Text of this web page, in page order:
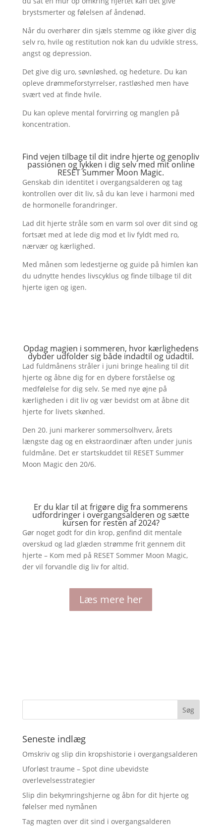
brystsmerter og følelsen af åndenød.
Når du overhører din sjæls stemme og ikke giver dig
selv ro, hvile og restitution nok kan du udvikle stress,
angst og depression.
Det give dig uro, søvnløshed, og hedeture. Du kan
opleve drømmeforstyrrelser, rastløshed men have
svært ved at finde hvile.
Du kan opleve mental forvirring og manglen på
koncentration.
Find vejen tilbage til dit indre hjerte og genopliv
passionen og lykken i dig selv med mit online
RESET Summer Moon Magic.
Genskab din identitet i overgangsalderen og tag
kontrollen over dit liv, så du kan leve i harmoni med
de hormonelle forandringer.
Lad dit hjerte stråle som en varm sol over dit sind og
fortsæt med at lede dig mod et liv fyldt med ro,
nærvær og kærlighed.
Med månen som ledestjerne og guide på himlen kan
du udnytte hendes livscyklus og finde tilbage til dit
hjerte igen og igen.
Opdag magien i sommeren, hvor kærlighedens
dybder udfolder sig både indadtil og udadtil.
Lad fuldmånens stråler i juni bringe healing til dit
hjerte og åbne dig for en dybere forståelse og
medfølelse for dig selv. Se med nye øjne på
kærligheden i dit liv og vær bevidst om at åbne dit
hjerte for livets skønhed.
Den 20. juni markerer sommersolhverv, årets
længste dag og en ekstraordinær aften under junis
fuldmåne. Det er startskuddet til RESET Summer
Moon Magic den 20/6.
Er du klar til at frigøre dig fra sommerens
udfordringer i overgangsalderen og sætte
kursen for resten af 2024?
Gør noget godt for din krop, genfind dit mentale
overskud og lad glæden strømme frit gennem dit
hjerte – Kom med på RESET Sommer Moon Magic,
der vil forvandle dig liv for altid.
Læs mere her
Seneste indlæg
Omskriv og slip din kropshistorie i overgangsalderen
Uforløst traume – Spot dine ubevidste
overlevelsesstrategier
Slip din bekymringshjerne og åbn for dit hjerte og
følelser med nymånen
Tag magten over dit sind i overgangsalderen